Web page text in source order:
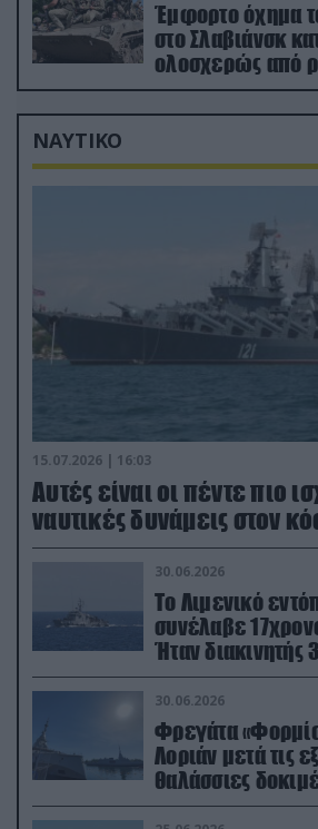
Έμφορτο όχημα
στο Σλαβιάνσκ
ολοσχερώς από
μαχητικό μέσα
(βίντεο)
ΝΑΥΤΙΚΟ
15.07.2026 | 16:03
Aυτές είναι οι πέντε πιο
ναυτικές δυνάμεις στον
30.06.2026
Το Λιμενικό
συνέλαβε
Ήταν
μεταναστών
30.06.2026
Φρεγάτα
Λοριάν μετά τις
θαλάσσιες δοκιμές στον
απαιτητικό